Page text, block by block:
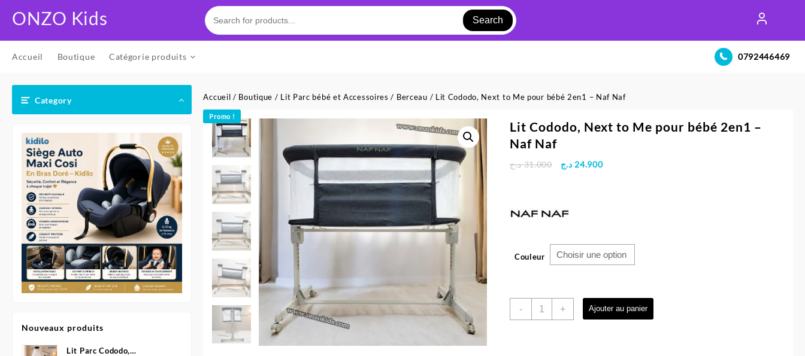
ONZO Kids Search
Accueil Boutique Catégorie produits 0792446469
Category
Nouveaux produits
Lit Parc Cododo,
Accueil / Boutique / Lit Parc bébé et Accessoires / Berceau / Lit Cododo, Next to Me pour bébé 2en1 – Naf Naf
Promo !
Lit Cododo, Next to Me pour bébé 2en1 –
Naf Naf
31.000 د.ج
Le
24.900 د.ج
Le
Couleur
-
quantité + Ajouter au panier